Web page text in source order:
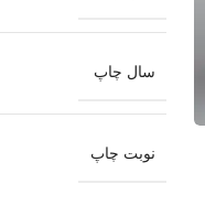
سال چاپ
نوبت چاپ